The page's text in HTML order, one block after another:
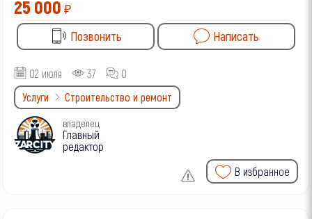
25 000 ₽
Позвонить
Написать
02 июля 37
0
Услуги
Строительство и ремонт
владелец
Главный
редактор
В избранное